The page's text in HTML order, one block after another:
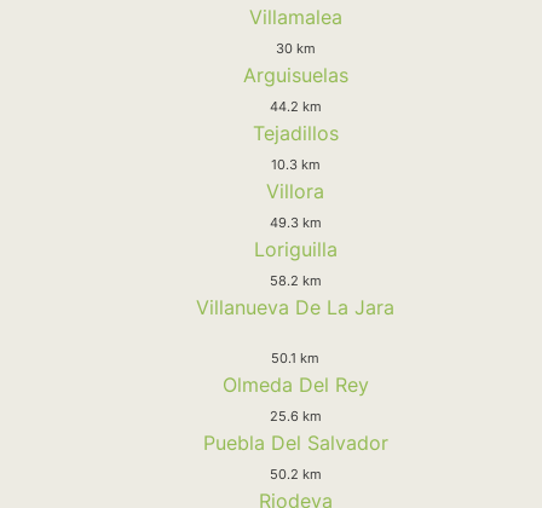
Villamalea
30 km
Arguisuelas
44.2 km
Tejadillos
10.3 km
Villora
49.3 km
Loriguilla
58.2 km
Villanueva De La Jara
50.1 km
Olmeda Del Rey
25.6 km
Puebla Del Salvador
50.2 km
Riodeva